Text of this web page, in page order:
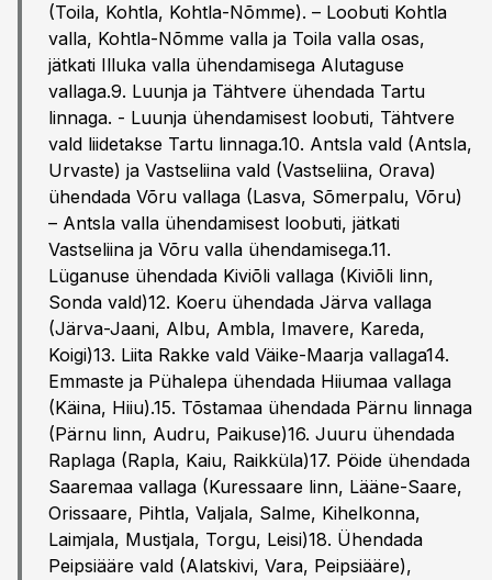
(Toila, Kohtla, Kohtla-Nõmme). – Loobuti Kohtla
valla, Kohtla-Nõmme valla ja Toila valla osas,
jätkati Illuka valla ühendamisega Alutaguse
vallaga.9. Luunja ja Tähtvere ühendada Tartu
linnaga. - Luunja ühendamisest loobuti, Tähtvere
vald liidetakse Tartu linnaga.10. Antsla vald (Antsla,
Urvaste) ja Vastseliina vald (Vastseliina, Orava)
ühendada Võru vallaga (Lasva, Sõmerpalu, Võru)
– Antsla valla ühendamisest loobuti, jätkati
Vastseliina ja Võru valla ühendamisega.11.
Lüganuse ühendada Kiviõli vallaga (Kiviõli linn,
Sonda vald)12. Koeru ühendada Järva vallaga
(Järva-Jaani, Albu, Ambla, Imavere, Kareda,
Koigi)13. Liita Rakke vald Väike-Maarja vallaga14.
Emmaste ja Pühalepa ühendada Hiiumaa vallaga
(Käina, Hiiu).15. Tõstamaa ühendada Pärnu linnaga
(Pärnu linn, Audru, Paikuse)16. Juuru ühendada
Raplaga (Rapla, Kaiu, Raikküla)17. Pöide ühendada
Saaremaa vallaga (Kuressaare linn, Lääne-Saare,
Orissaare, Pihtla, Valjala, Salme, Kihelkonna,
Laimjala, Mustjala, Torgu, Leisi)18. Ühendada
Peipsiääre vald (Alatskivi, Vara, Peipsiääre),